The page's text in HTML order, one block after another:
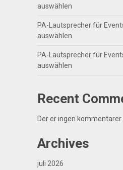
auswählen
PA-Lautsprecher für
auswählen
PA-Lautsprecher für
auswählen
Recent
Der er ingen kommentarer
Archives
juli 2026